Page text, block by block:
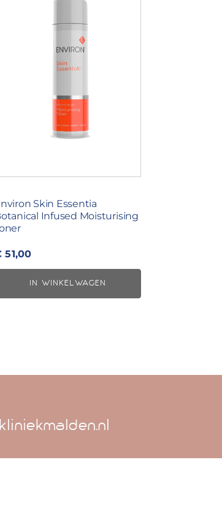
Skin Essentia
Infused Moisturising
51,00
IN WINKELWAGEN